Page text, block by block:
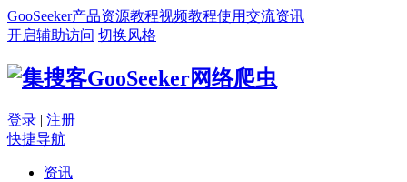
GooSeeker产品资源教程视频教程使用交流资讯
开启辅助访问 切换风格
登录 | 注册
快捷导航
资讯